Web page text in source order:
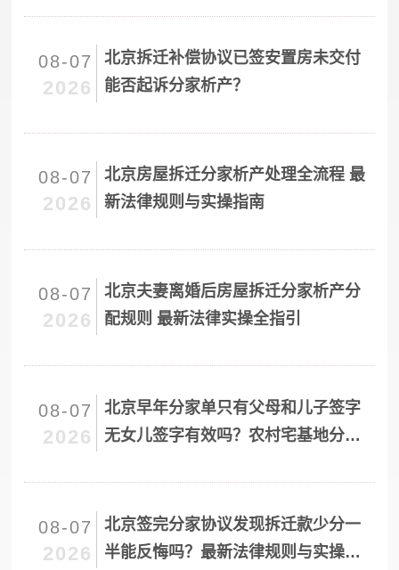
08-07
2026
北京拆迁补偿协议已签安置房未交付
能否起诉分家析产？
08-07
2026
北京房屋拆迁分家析产处理全流程 最
新法律规则与实操指南
08-07
2026
北京夫妻离婚后房屋拆迁分家析产分
配规则 最新法律实操全指引
08-07
2026
北京早年分家单只有父母和儿子签字
无女儿签字有效吗？农村宅基地分家
08-07
2026
北京签完分家协议发现拆迁款少分一
半能反悔吗？最新法律规则与实操指